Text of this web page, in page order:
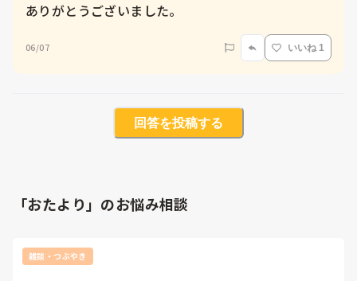
ありがとうございました。
06/07 いいね 1
回答を投稿する
「おたより」のお悩み相談
雑談・つぶやき